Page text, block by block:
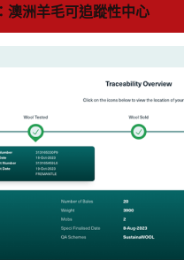
澳洲羊毛可追蹤性中心